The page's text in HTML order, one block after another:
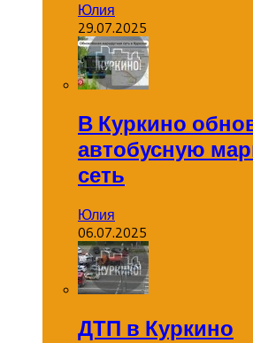
Юлия
29.07.2025
В Куркино
автобусную
сеть
Юлия
06.07.2025
ДТП в Куркино